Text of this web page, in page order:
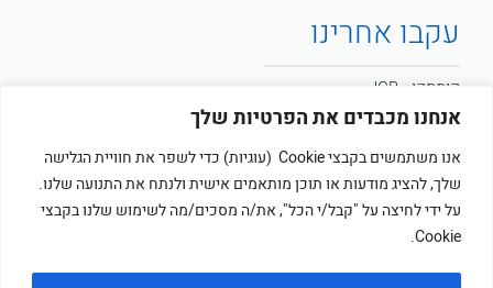
אנחנו מכבדים את הפרטיות שלך
אנו משתמשים בקבצי Cookie (עוגיות) כדי לשפר את חוויית הגלישה
שלך, להציג מודעות או תוכן מותאמים אישית ולנתח את התנועה שלנו.
על ידי לחיצה על "קבל/י הכל", את/ה מסכים/מה לשימוש שלנו בקבצי
Cookie.
עקבו אחרינו
קומסקו - JCB
קומסקו - POTAIN
קומסקו